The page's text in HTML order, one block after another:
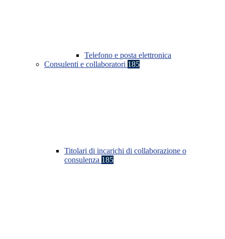
Telefono e posta elettronica
Consulenti e collaboratori 185
Titolari di incarichi di collaborazione o
consulenza 185